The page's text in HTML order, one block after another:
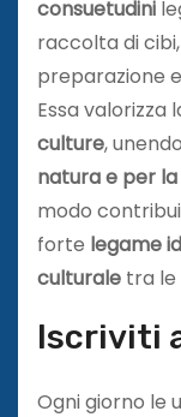
consuetudini
raccolta di
preparazione
Essa valorizza
culture,
natura e per
modo
forte legame
culturale tra le
Iscriviti
Ogni giorno le